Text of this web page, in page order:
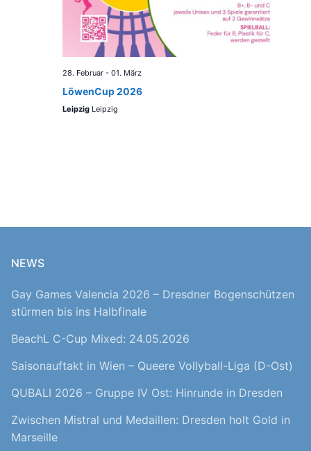
28. Februar- 01. März
LöwenCup 2026
Leipzig Leipzig
NEWS
Gay Games Valencia 2026 – Dresdner Bogenschützen
stürmen bis ins Halbfinale
BeachL C-Cup Mixed: 24.05.2026
Saisonauftakt in Wien – Queere Vollyball-Liga (D-Ost)
QUBALI 2026 – Gruppe IV Ost: Hinrunde in Dresden
Zwischen Mistral und Medaillen: Dresden holt Gold in
Marseille